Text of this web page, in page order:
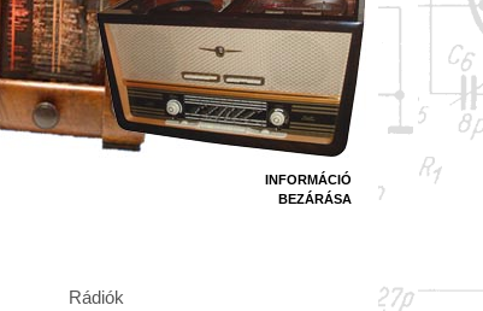
INFORMÁCIÓ
BEZÁRÁSA
Rádiók